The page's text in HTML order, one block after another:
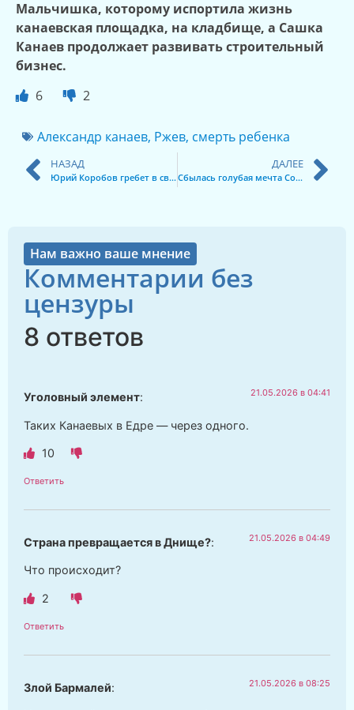
Мальчишка, которому испортила жизнь
канаевская площадка, на кладбище, а Сашка
Канаев продолжает развивать строительный
бизнес.
6
2
Александр канаев, Ржев, смерть ребенка
НАЗАД
Юрий Коробов гребет в свой короб
ДАЛЕЕ
Сбылась голубая мечта Соколовой
Нам важно ваше мнение
Комментарии без
цензуры
8 ответов
Уголовный элемент: 21.05.2026 в 04:41
Таких Канаевых в Едре — через одного.
10
Ответить
Страна превращается в Днище?: 21.05.2026 в 04:49
Что происходит?
2
Ответить
Злой Бармалей: 21.05.2026 в 08:25